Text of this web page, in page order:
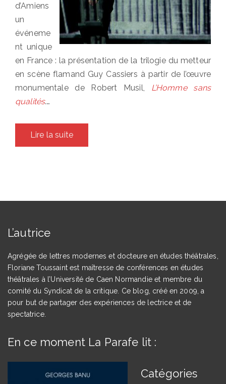
d’Amiens
un
événeme
nt unique
en France : la présentation de la trilogie du metteur
en scène flamand Guy Cassiers à partir de l’œuvre
monumentale de Robert Musil, L’Homme sans
qualités.…
Lire la suite
L’autrice
Agrégée de lettres modernes et docteure en études théâtrales,
Floriane Toussaint est maîtresse de conférences en études
théâtrales à l’Université de Caen Normandie et membre du
comité du Syndicat de la critique. Ce blog, créé en 2009, a
pour but de partager des expériences de lectrice et de
spectatrice.
En ce moment La Parafe lit :
Catégories